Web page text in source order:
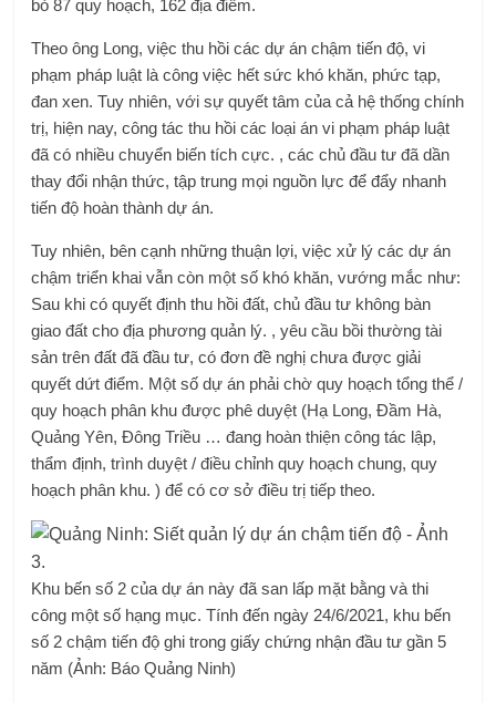
bỏ 87 quy hoạch, 162 địa điểm.
Theo ông Long, việc thu hồi các dự án chậm tiến độ, vi
phạm pháp luật là công việc hết sức khó khăn, phức tạp,
đan xen. Tuy nhiên, với sự quyết tâm của cả hệ thống chính
trị, hiện nay, công tác thu hồi các loại án vi phạm pháp luật
đã có nhiều chuyển biến tích cực. , các chủ đầu tư đã dần
thay đổi nhận thức, tập trung mọi nguồn lực để đẩy nhanh
tiến độ hoàn thành dự án.
Tuy nhiên, bên cạnh những thuận lợi, việc xử lý các dự án
chậm triển khai vẫn còn một số khó khăn, vướng mắc như:
Sau khi có quyết định thu hồi đất, chủ đầu tư không bàn
giao đất cho địa phương quản lý. , yêu cầu bồi thường tài
sản trên đất đã đầu tư, có đơn đề nghị chưa được giải
quyết dứt điểm. Một số dự án phải chờ quy hoạch tổng thể /
quy hoạch phân khu được phê duyệt (Hạ Long, Đầm Hà,
Quảng Yên, Đông Triều … đang hoàn thiện công tác lập,
thẩm định, trình duyệt / điều chỉnh quy hoạch chung, quy
hoạch phân khu. ) để có cơ sở điều trị tiếp theo.
Khu bến số 2 của dự án này đã san lấp mặt bằng và thi
công một số hạng mục. Tính đến ngày 24/6/2021, khu bến
số 2 chậm tiến độ ghi trong giấy chứng nhận đầu tư gần 5
năm (Ảnh: Báo Quảng Ninh)